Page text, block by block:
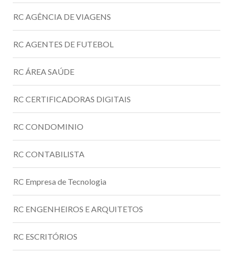
RC AGÊNCIA DE VIAGENS
RC AGENTES DE FUTEBOL
RC ÁREA SAÚDE
RC CERTIFICADORAS DIGITAIS
RC CONDOMINIO
RC CONTABILISTA
RC Empresa de Tecnologia
RC ENGENHEIROS E ARQUITETOS
RC ESCRITÓRIOS